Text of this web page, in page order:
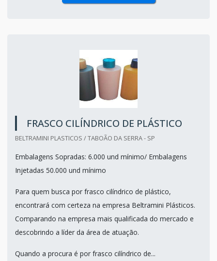
FRASCO CILÍNDRICO DE PLÁSTICO
BELTRAMINI PLASTICOS / TABOÃO DA SERRA - SP
Embalagens Sopradas: 6.000 und mínimo/ Embalagens
Injetadas 50.000 und mínimo
Para quem busca por frasco cilíndrico de plástico,
encontrará com certeza na empresa Beltramini Plásticos.
Comparando na empresa mais qualificada do mercado e
descobrindo a líder da área de atuação.
Quando a procura é por frasco cilíndrico de...